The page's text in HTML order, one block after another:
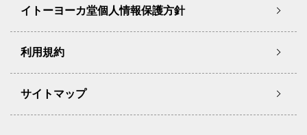
イトーヨーカ堂個人情報保護方針
利用規約
サイトマップ